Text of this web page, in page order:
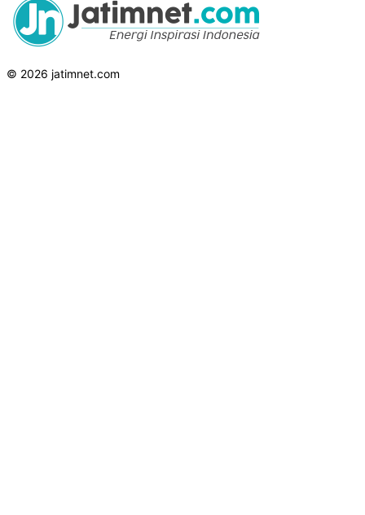
© 2026 jatimnet.com